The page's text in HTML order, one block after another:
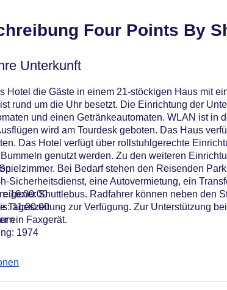
Four Points By
Unterkunft
Hotel die Gäste in einem 21-stöckigen Haus mit
rund um die Uhr besetzt. Die Einrichtung der
und einen Getränkeautomaten. WLAN ist in
wird am Tourdesk geboten. Das Haus
Das Hotel verfügt über rollstuhlgerechte
genutzt werden. Zu den weiteren
Bei Bedarf stehen den Reisenden
Sicherheitsdienst, eine Autovermietung, ein
eigener Shuttlebus. Radfahrer können neben den
Tageszeitung zur Verfügung. Zur Unterstützung
ein Faxgerät.
16:00:00
11:00:00
1974
Hotel